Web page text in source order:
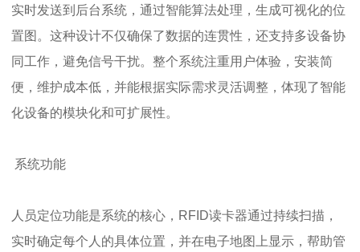
实时发送到后台系统，通过智能算法处理，生成可视化的位
置图。这种设计不仅确保了数据的连贯性，还支持多设备协
同工作，避免信号干扰。整个系统注重用户体验，安装简
便，维护成本低，并能根据实际需求灵活调整，体现了智能
化设备的模块化和可扩展性。
系统功能
人员定位功能是系统的核心，RFID读卡器通过持续扫描，
实时确定每个人的具体位置，并在电子地图上显示，帮助管